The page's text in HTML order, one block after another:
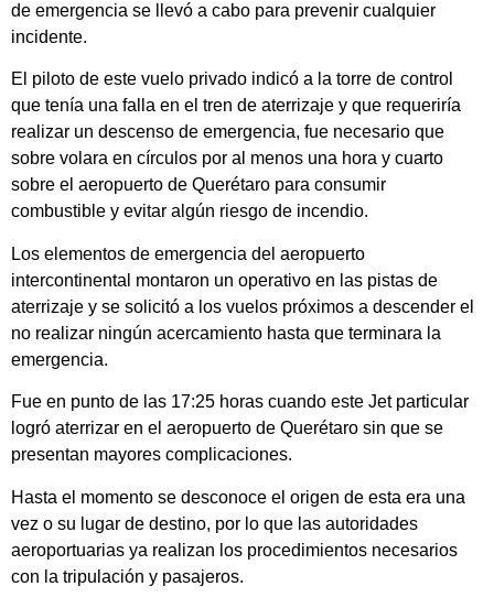
de emergencia se llevó a cabo para prevenir cualquier
incidente.
El piloto de este vuelo privado indicó a la torre de control
que tenía una falla en el tren de aterrizaje y que requeriría
realizar un descenso de emergencia, fue necesario que
sobre volara en círculos por al menos una hora y cuarto
sobre el aeropuerto de Querétaro para consumir
combustible y evitar algún riesgo de incendio.
Los elementos de emergencia del aeropuerto
intercontinental montaron un operativo en las pistas de
aterrizaje y se solicitó a los vuelos próximos a descender el
no realizar ningún acercamiento hasta que terminara la
emergencia.
Fue en punto de las 17:25 horas cuando este Jet particular
logró aterrizar en el aeropuerto de Querétaro sin que se
presentan mayores complicaciones.
Hasta el momento se desconoce el origen de esta era una
vez o su lugar de destino, por lo que las autoridades
aeroportuarias ya realizan los procedimientos necesarios
con la tripulación y pasajeros.